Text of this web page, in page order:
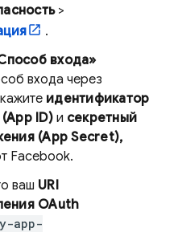
>
.
входа»
входа через
идентификатор
ID)и секретный
(App Secret),
Facebook.
ваш URI
OAuth
app-